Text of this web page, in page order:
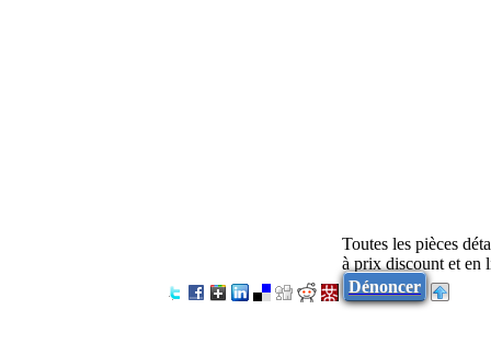
Toutes les pièces
à prix discount et
Dénoncer